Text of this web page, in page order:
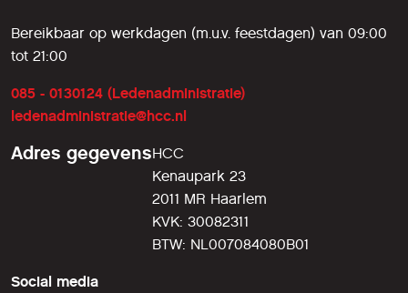
Bereikbaar op werkdagen (m.u.v. feestdagen) van 09:00
tot 21:00
085 - 0130124 (Ledenadministratie)
ledenadministratie@hcc.nl
Adres gegevensHCC
Kenaupark 23
2011 MR Haarlem
KVK: 30082311
BTW: NL007084080B01
Social media